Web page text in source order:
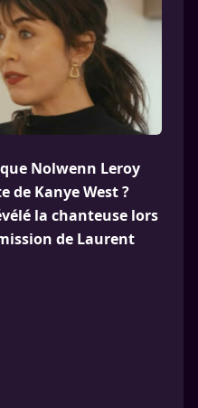
Nolwenn Leroy
de Kanye West ?
la chanteuse lors
de Laurent